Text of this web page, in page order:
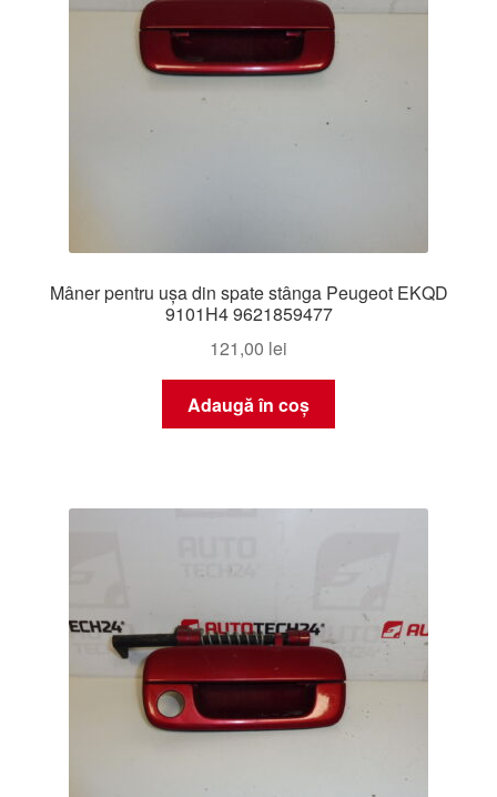
Mâner pentru ușa din spate stânga Peugeot EKQD
9101H4 9621859477
121,00 lei
Adaugă în coș